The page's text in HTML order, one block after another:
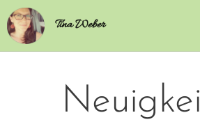
Tina Weber
Neuigkei